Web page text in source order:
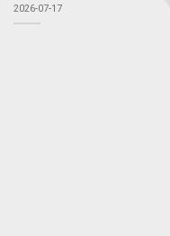
2026-07-17